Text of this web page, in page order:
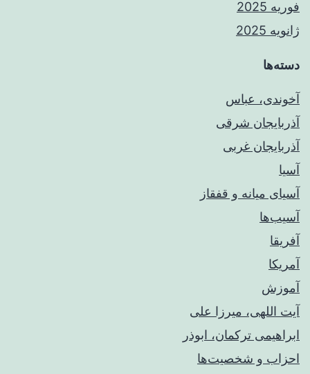
فوریه 2025
ژانویه 2025
دسته‌ها
آخوندی، عباس
آذربایجان شرقی
آذربایجان غربی
آسیا
آسیای میانه و قفقاز
آسیب‌ها
آفریقا
آمریکا
آموزش
آیت اللهی، میرزا علی
ابراهیمی ترکمان، ابوذر
احزاب و شخصیت‌ها